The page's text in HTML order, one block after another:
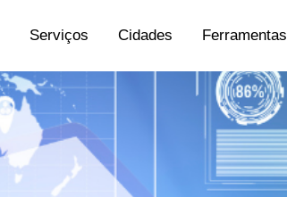
Serviços Cidades Ferramentas